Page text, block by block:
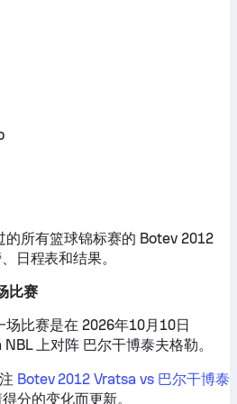
的所有篮球锦标赛的 Botev 2012
日程表和结果。
比赛
比赛是在 2026年10月10日
上对阵 巴尔干博泰夫格勒。
Botev 2012 Vratsa vs 巴尔干博泰
分的变化而更新。